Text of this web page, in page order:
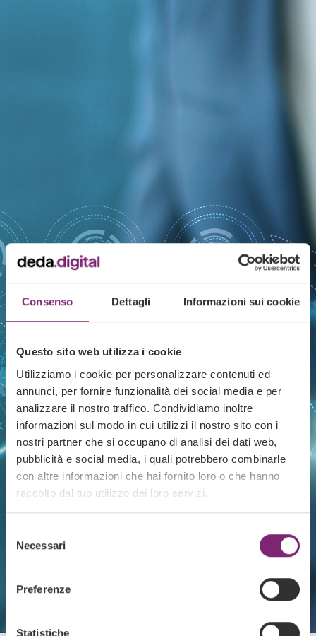
Consenso Dettagli Informazioni sui cookie
Questo sito web utilizza i cookie
Utilizziamo i cookie per personalizzare contenuti ed
annunci, per fornire funzionalità dei social media e per
analizzare il nostro traffico. Condividiamo inoltre
informazioni sul modo in cui utilizzi il nostro sito con i
nostri partner che si occupano di analisi dei dati web,
pubblicità e social media, i quali potrebbero combinarle
con altre informazioni che hai fornito loro o che hanno
raccolto dal tuo utilizzo dei loro servizi.
delNecessari
Preferenze
Statistiche